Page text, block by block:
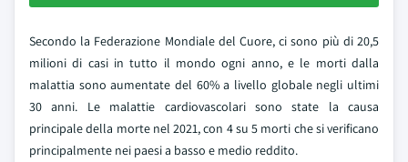
Secondo la Federazione Mondiale del Cuore, ci sono più di 20,5
milioni di casi in tutto il mondo ogni anno, e le morti dalla
malattia sono aumentate del 60% a livello globale negli ultimi
30 anni. Le malattie cardiovascolari sono state la causa
principale della morte nel 2021, con 4 su 5 morti che si verificano
principalmente nei paesi a basso e medio reddito.